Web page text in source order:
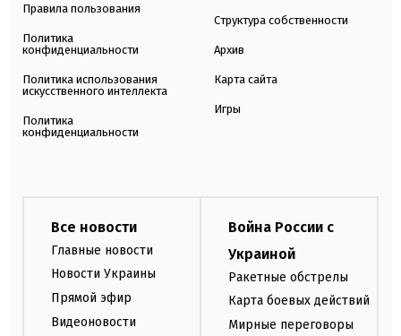
Правила пользования
Политика
конфиденциальности
Политика использования
искусственного интеллекта
Политика
конфиденциальности
Структура собственности
Архив
Карта сайта
Игры
Все новости
Главные новости
Новости Украины
Прямой эфир
Видеоновости
Война России с
Украиной
Ракетные обстрелы
Карта боевых действий
Мирные переговоры